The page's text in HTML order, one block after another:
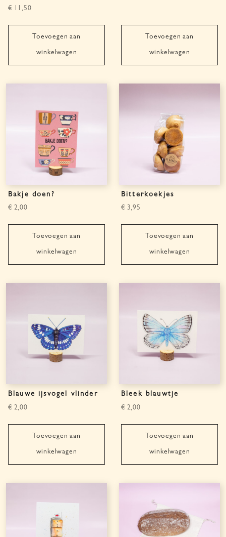
€ 11,50
Toevoegen aan
winkelwagen
Toevoegen aan
winkelwagen
Bakje doen?
€ 2,00
Toevoegen aan
winkelwagen
Bitterkoekjes
€ 3,95
Toevoegen aan
winkelwagen
Blauwe ijsvogel vlinder
€ 2,00
Toevoegen aan
winkelwagen
Bleek blauwtje
€ 2,00
Toevoegen aan
winkelwagen